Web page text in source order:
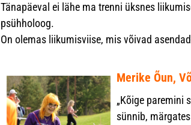
Tänapäeval ei lähe ma trenni üksnes
psühholoog.
On olemas liikumisviise, mis võivad
Merike Õun,
„Kõige paremini
sünnib,